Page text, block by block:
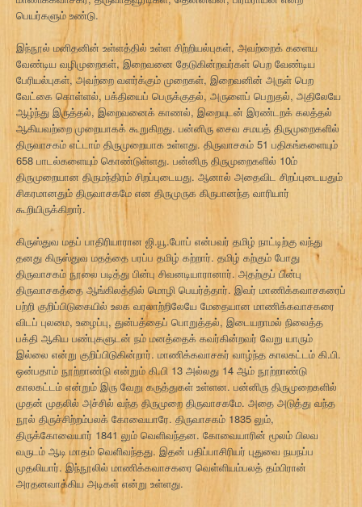
பெயர்களும் உண்டு.
இந்நூல் மனிதனின் உள்ளத்தில் உள்ள சிற்றியல்புகள், அவற்றைக் களைய
வேண்டிய வழிமுறைகள், இறைவனை தேடுகின்றவர்கள் பெற வேண்டிய
பேரியல்புகள், அவற்றை வளர்க்கும் முறைகள், இறைவனின் அருள் பெற
வேட்கை கொள்ளல், பக்தியைப் பெருக்குதல், அருளைப் பெறுதல், அதிலேயே
ஆழ்ந்து இருத்தல், இறைவனைக் காணல், இறையுடன் இரண்டறக் கலத்தல்
ஆகியவற்றை முறையாகக் கூறுகிறது. பன்னிரு சைவ சமயத் திருமுறைகளில்
திருவாசகம் எட்டாம் திருமுறையாக உள்ளது. திருவாசகம் 51 பதிகங்களையும்
658 பாடல்களையும் கொண்டுள்ளது. பன்னிரு திருமுறைகளில் 10ம்
திருமுறையான திருமந்திரம் சிறப்புடையது. ஆனால் அதைவிட சிறப்புடையதும்
சிகரமானதும் திருவாசகமே என திருமுருக கிருபானந்த வாரியார்
கூறியிருக்கிறார்.
கிருஸ்துவ மதப் பாதிரியாரான ஜி.யூ.போப் என்பவர் தமிழ் நாட்டிற்கு வந்து
தனது கிருஸ்துவ மதத்தை பரப்ப தமிழ் கற்றார். தமிழ் கற்கும் போது
திருவாசகம் நூலை படித்து பின்பு சிவனடியாரானார். அதற்குப் பின்பு
திருவாசகத்தை ஆங்கிலத்தில் மொழி பெயர்த்தார். இவர் மாணிக்கவாசகரைப்
பற்றி குறிப்பிடுகையில் உலக வரலாற்றிலேயே மேதையான மாணிக்கவாசகரை
விடப் புலமை, உழைப்பு, துன்பத்தைப் பொறுத்தல், இடையறாமல் நிலைத்த
பக்தி ஆகிய பண்புகளுடன் நம் மனத்தைக் கவர்கின்றவர் வேறு யாரும்
இல்லை என்று குறிப்பிடுகின்றார். மாணிக்கவாசகர் வாழ்ந்த காலகட்டம் கி.பி.
ஒன்பதாம் நூற்றாண்டு என்றும் கி.பி 13 அல்லது 14 ஆம் நூற்றாண்டு
காலகட்டம் என்றும் இரு வேறு கருத்துகள் உள்ளன. பன்னிரு திருமுறைகளில்
முதன் முதலில் அச்சில் வந்த திருமுறை திருவாசகமே. அதை அடுத்து வந்த
நூல் திருச்சிற்றம்பலக் கோவையாரே. திருவாசகம் 1835 லும்,
திருக்கோவையார் 1841 லும் வெளிவந்தன. கோவையாரின் மூலம் பிலவ
வருடம் ஆடி மாதம் வெளிவந்தது. இதன் பதிப்பாசிரியர் புதுவை நயநப்ப
முதலியார். இந்நூலில் மாணிக்கவாசகரை வெள்ளியம்பலத் தம்பிரான்
அரதனவாக்கிய அடிகள் என்று உள்ளது.